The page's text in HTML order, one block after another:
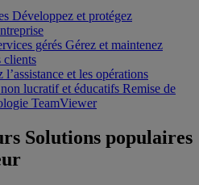
Développez et protégez
gérés Gérez et maintenez
clients
l’assistance et les opérations
lucratif et éducatifs Remise de
TeamViewer
Solutions populaires